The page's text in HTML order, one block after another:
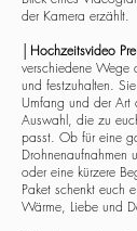
der Kamera erzählt.
Hochzeitsvideo
verschiedene Wege
und festzuhalten.
Umfang und der Art
Auswahl, die zu
passt. Ob für eine
Drohnenaufnahmen
oder eine kürzere
Paket schenkt euch
Wärme, Liebe und